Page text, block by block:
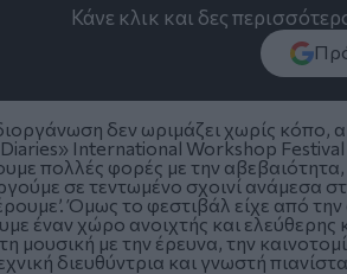
Κάνε κλικ και δες
δεν ωριμάζει χωρίς κόπο,
International Workshop
πολλές φορές με την
σε τεντωμένο σχοινί ανάμεσα
Όμως το φεστιβάλ είχε από
έναν χώρο ανοιχτής και
μουσική με την έρευνα, την
διευθύντρια και γνωστή